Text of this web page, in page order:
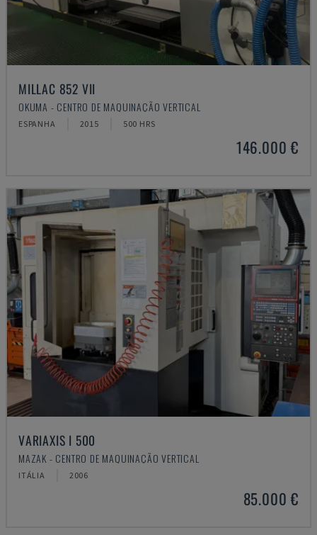
MILLAC 852 VII
OKUMA - CENTRO DE MAQUINAÇÃO VERTICAL
ESPANHA 2015 500 HRS
146.000 €
VARIAXIS I 500
MAZAK - CENTRO DE MAQUINAÇÃO VERTICAL
ITÁLIA 2006
85.000 €